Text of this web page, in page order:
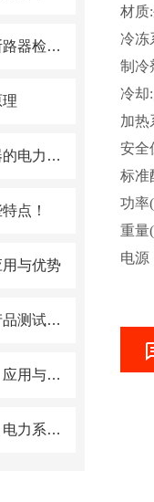
开关动特性测试仪：高压断路器检测的得力助手
三倍频感应耐压试验发生器的电力革新之路
点！
与优势
交直流数字分压器在电子产品测试领域的广泛应用与技术创新
便携式电缆刺扎器：功能、应用与优势
数字智能局部放电检测仪，电力系统的绝缘状态守护者
材质
冷冻
制冷
冷却
加热
安全
标准
功率
重量
电源